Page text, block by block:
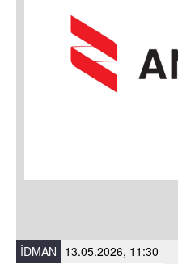
İDMAN 13.05.2026, 11:30